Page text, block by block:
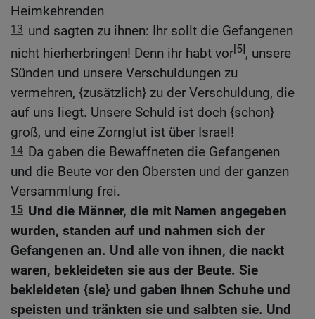
Heimkehrenden
13 und sagten zu ihnen: Ihr sollt die Gefangenen
nicht hierherbringen! Denn ihr habt vor[5], unsere
Sünden und unsere Verschuldungen zu
vermehren, {zusätzlich} zu der Verschuldung, die
auf uns liegt. Unsere Schuld ist doch {schon}
groß, und eine Zornglut ist über Israel!
14 Da gaben die Bewaffneten die Gefangenen
und die Beute vor den Obersten und der ganzen
Versammlung frei.
15 Und die Männer, die mit Namen angegeben
wurden, standen auf und nahmen sich der
Gefangenen an. Und alle von ihnen, die nackt
waren, bekleideten sie aus der Beute. Sie
bekleideten {sie} und gaben ihnen Schuhe und
speisten und tränkten sie und salbten sie. Und